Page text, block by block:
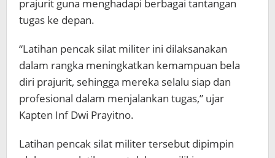
prajurit guna menghadapi berbagai tantangan
tugas ke depan.
“Latihan pencak silat militer ini dilaksanakan
dalam rangka meningkatkan kemampuan bela
diri prajurit, sehingga mereka selalu siap dan
profesional dalam menjalankan tugas,” ujar
Kapten Inf Dwi Prayitno.
Latihan pencak silat militer tersebut dipimpin